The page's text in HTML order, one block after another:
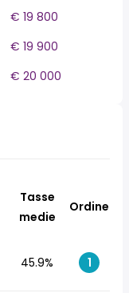
€ 19 800
€ 19 900
€ 20 000
Tasse
medie
Ordine
45.9% 1